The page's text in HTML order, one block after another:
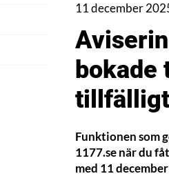
11 december
bokade
tillfälligt
Funktionen som
1177.se när du
med 11